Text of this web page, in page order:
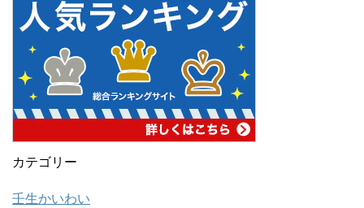
カテゴリー
壬生かいわい